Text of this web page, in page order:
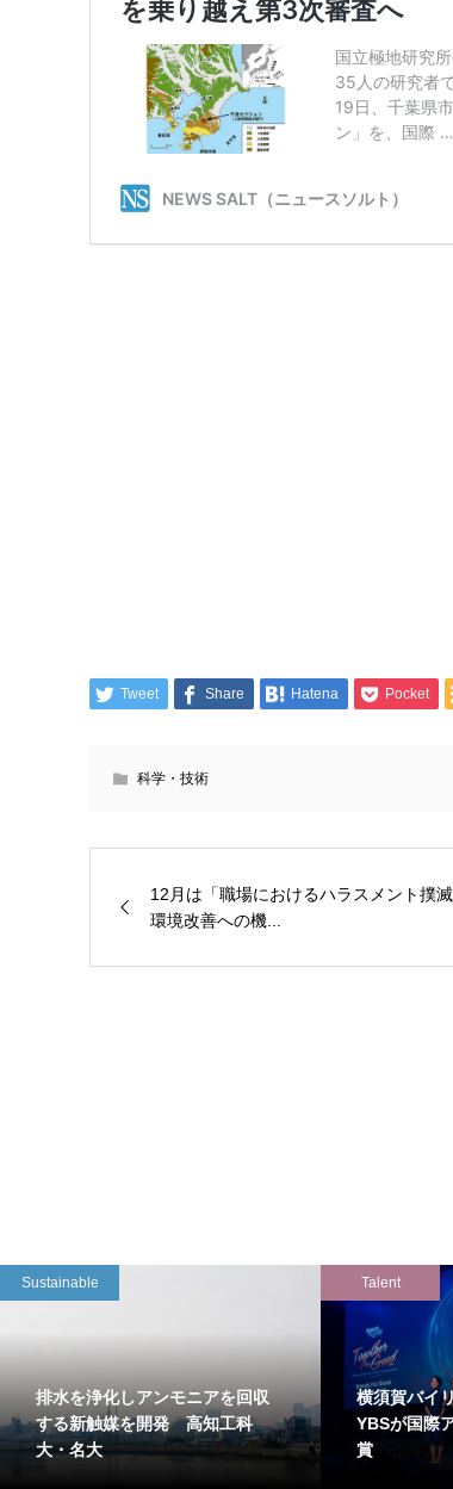
Tweet Share Hatena Pocket
科学・技術
12月は「職場におけるハラスメント撲
環境改善への機...
Sustainable
排水を浄化しアンモニアを回収
する新触媒を開発 高知工科
大・名大
Talent
横須賀バイ
YBSが国際
賞